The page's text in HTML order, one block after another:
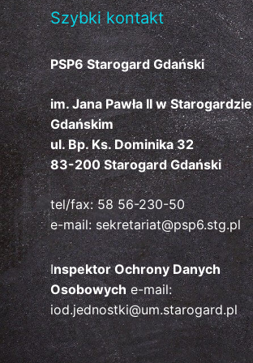
Szybki kontakt
PSP6 Starogard Gdański
im. Jana Pawła II w Starogardzie
Gdańskim
ul. Bp. Ks. Dominika 32
83-200 Starogard Gdański
tel/fax: 58 56-230-50
e-mail: sekretariat@psp6.stg.pl
Inspektor Ochrony Danych
Osobowyche-mail:
iod.jednostki@um.starogard.pl